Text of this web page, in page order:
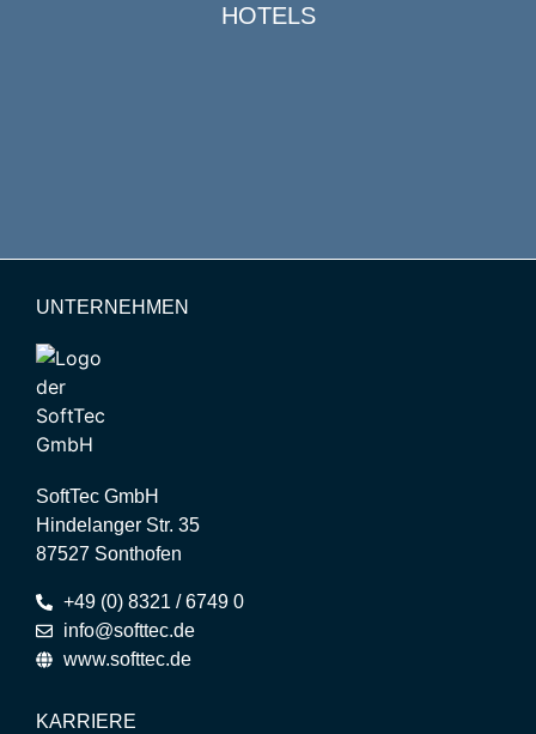
HOTELS
UNTERNEHMEN
SoftTec GmbH
Hindelanger Str. 35
87527 Sonthofen
+49 (0) 8321 / 6749 0
info@softtec.de
www.softtec.de
KARRIERE